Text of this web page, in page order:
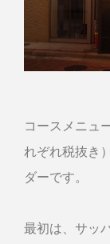
コースメニュ
れぞれ税抜き
ダーです。
最初は、サッ